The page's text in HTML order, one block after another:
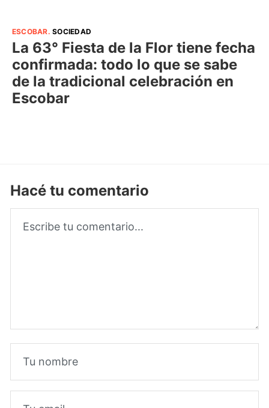
ESCOBAR.SOCIEDAD
La 63° Fiesta de la Flor tiene fecha
confirmada: todo lo que se sabe
de la tradicional celebración en
Escobar
Hacé tu comentario